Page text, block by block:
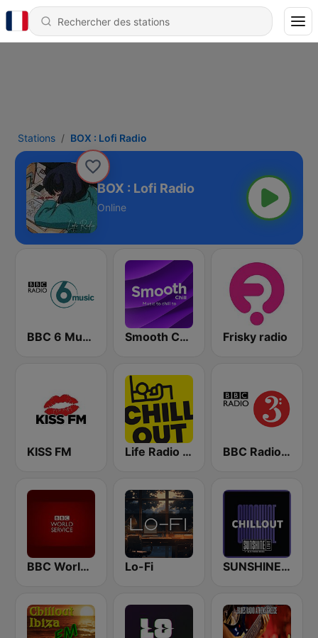
Stations BOX : Lofi Radio
BOX : Lofi Radio
Online
BBC 6 Music Smooth Chill Frisky radio
KISS FM Life Radio Chill Out BBC Radio 3
BBC World Service Lo-Fi SUNSHINE LIVE - Chillout